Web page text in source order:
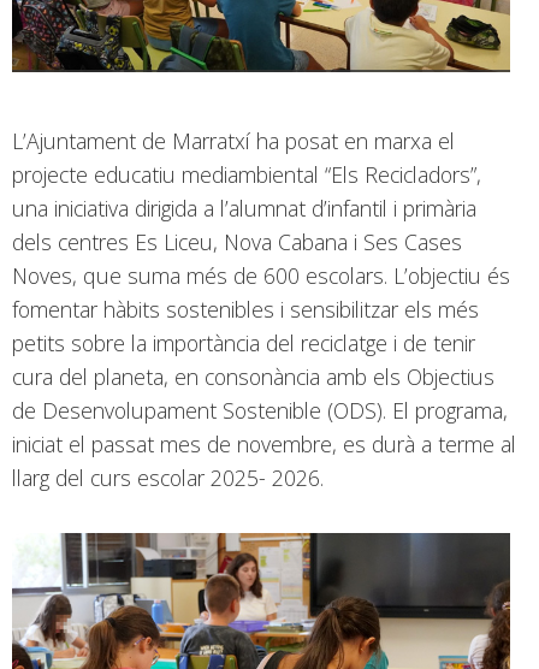
L’Ajuntament de Marratxí ha posat en marxa el
projecte educatiu mediambiental “Els Recicladors”,
una iniciativa dirigida a l’alumnat d’infantil i primària
dels centres Es Liceu, Nova Cabana i Ses Cases
Noves, que suma més de 600 escolars. L’objectiu és
fomentar hàbits sostenibles i sensibilitzar els més
petits sobre la importància del reciclatge i de tenir
cura del planeta, en consonància amb els Objectius
de Desenvolupament Sostenible (ODS). El programa,
iniciat el passat mes de novembre, es durà a terme al
llarg del curs escolar 2025- 2026.